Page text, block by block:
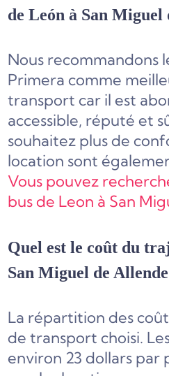
de León à San Miguel
Nous recommandons
Primera comme
transport car il est
accessible, réputé et
souhaitez plus de
location sont
Vous pouvez
bus de Leon à San
Quel est le coût du
San Miguel de
La répartition des
de transport choisi.
environ 23 dollars par